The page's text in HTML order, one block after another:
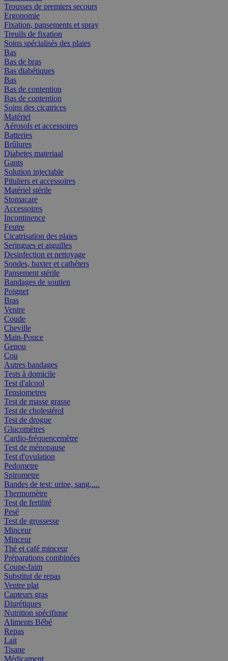
Trousses de premiers secours
Ergonomie
Fixation, pansements et spray
Treuils de fixation
Soins spécialisés des plaies
Bas
Bas de bras
Bas diabétiques
Bas
Bas de contention
Bas de contention
Soins des cicatrices
Matériel
Aérosols et accessoires
Batteries
Brûlures
Diabetes materiaal
Gants
Solution injectable
Piluliers et accessoires
Matériel stérile
Stomacare
Accessoires
Incontinence
Feutre
Cicatrisation des plaies
Seringues et aiguilles
Desinfection et nettoyage
Sondes, baxter et cathéters
Pansement stérile
Bandages de soutien
Poignet
Bras
Ventre
Coude
Cheville
Main-Pouce
Genou
Cou
Autres bandages
Tests à domicile
Test d'alcool
Tensiometres
Test de masse grasse
Test de cholestérol
Test de drogue
Glucomètres
Cardio-fréquencemètre
Test de ménopause
Test d'ovulation
Pedometre
Spirometre
Bandes de test: urine, sang,....
Thermomètre
Test de fertilité
Pesé
Test de grossesse
Minceur
Minceur
Thé et café minceur
Préparations combinées
Coupe-faim
Substitut de repas
Ventre plat
Capteurs gras
Diurétiques
Nutrition spécifique
Aliments Bébé
Repas
Lait
Tisane
Médicament